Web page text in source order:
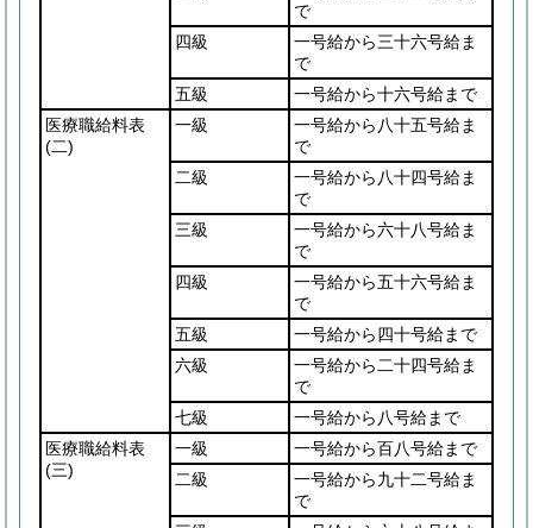
で
四級
一号給から三十六号給ま
で
五級
一号給から十六号給まで
医療職給料表
(二)
一級
一号給から八十五号給ま
で
二級
一号給から八十四号給ま
で
三級
一号給から六十八号給ま
で
四級
一号給から五十六号給ま
で
五級
一号給から四十号給まで
六級
一号給から二十四号給ま
で
七級
一号給から八号給まで
医療職給料表
(三)
一級
一号給から百八号給まで
二級
一号給から九十二号給ま
で